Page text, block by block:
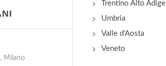
Milano
Trentino Alto Adige
Umbria
Valle d'Aosta
Veneto